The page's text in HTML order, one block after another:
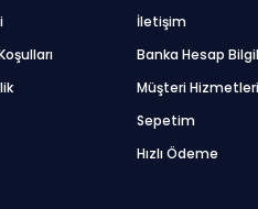
İletişim
Banka Hesap
Müşteri Hizmetleri
Sepetim
Hızlı Ödeme